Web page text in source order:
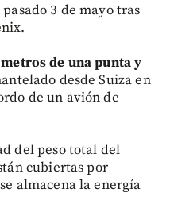
3 de mayo tras
de una punta y
desde Suiza en
de un avión de
del peso total del
cubiertas por
almacena la energía